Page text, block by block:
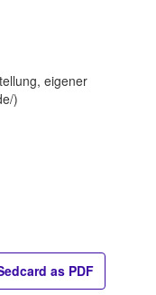
eigener
)
as PDF